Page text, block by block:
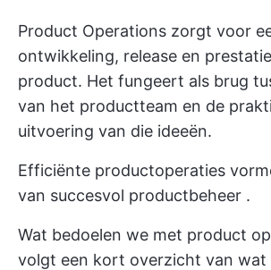
Product Operations zorgt voor
ontwikkeling, release en
product. Het fungeert als brug
van het productteam en de
uitvoering van die ideeën.
Efficiënte productoperaties
van succesvol productbeheer .
Wat bedoelen we met product
volgt een kort overzicht van wat